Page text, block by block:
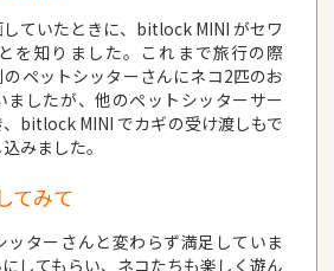
ていたときに、bitlock MINI がセワ
を知りました。これまで旅行の際
ペットシッターさんにネコ2匹のお
ましたが、他のペットシッターサー
bitlock MINI でカギの受け渡しもで
みました。
てみて
ッターさんと変わらず満足していま
してもらい、ネコたちも楽しく遊ん